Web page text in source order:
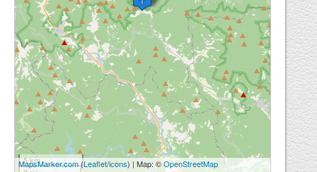
5 km
MapsMarker.com(Leaflet/icons) | Map: ©OpenStreetMap